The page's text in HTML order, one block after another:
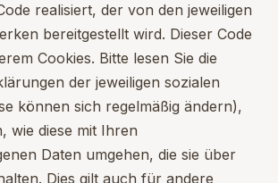
realisiert, der von den jeweiligen
bereitgestellt wird. Dieser Code
Cookies. Bitte lesen Sie die
der jeweiligen sozialen
können sich regelmäßig ändern),
wie diese mit Ihren
Daten umgehen, die sie über
Dies gilt auch für andere